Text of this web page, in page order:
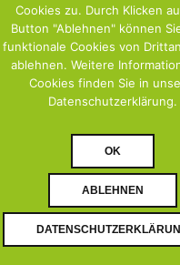
Cookies zu. Durch Klicken
Button "Ablehnen" können
funktionale Cookies von
ablehnen. Weitere
Cookies finden Sie in
Datenschutzerklärung.
OK
ABLEHNEN